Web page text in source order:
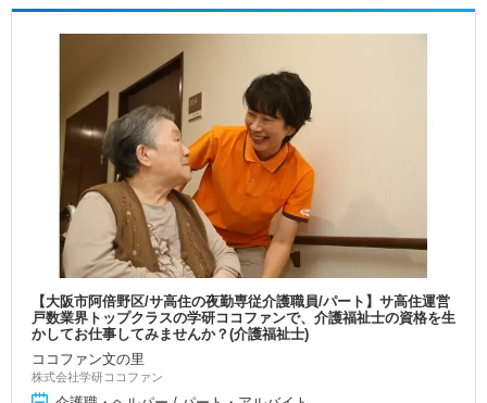
【大阪市阿倍野区/サ高住の夜勤専従介護職員/パート】サ高住運営
戸数業界トップクラスの学研ココファンで、介護福祉士の資格を生
かしてお仕事してみませんか？(介護福祉士)
ココファン文の里
株式会社学研ココファン